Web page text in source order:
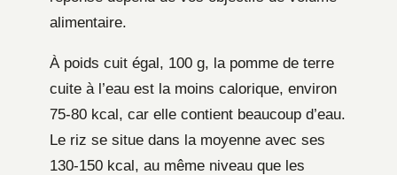
alimentaire.
À poids cuit égal, 100 g, la pomme de terre
cuite à l’eau est la moins calorique, environ
75-80 kcal, car elle contient beaucoup d’eau.
Le riz se situe dans la moyenne avec ses
130-150 kcal, au même niveau que les